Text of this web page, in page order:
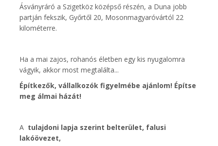
Ásványráró a Szigetköz középső részén, a Duna jobb
partján fekszik, Győrtől 20, Mosonmagyaróvártól 22
kilométerre.
Ha a mai zajos, rohanós életben egy kis nyugalomra
vágyik, akkor most megtalálta...
Építkezők, vállalkozók figyelmébe ajánlom! Építse
meg álmai házát!
A tulajdoni lapja szerint belterület, falusi
lakóövezet,